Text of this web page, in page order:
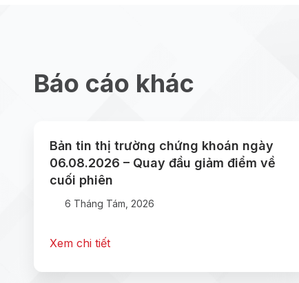
Báo cáo khác
Bản tin thị trường chứng khoán ngày
06.08.2026 – Quay đầu giảm điểm về
cuối phiên
6 Tháng Tám, 2026
Xem chi tiết